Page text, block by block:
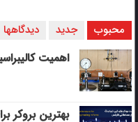
محبوب جدید دیدگاهها
اهمیت
بهترین بروکر